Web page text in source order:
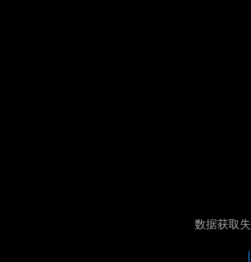
数据获取